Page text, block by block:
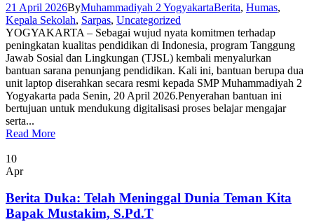
21 April 2026ByMuhammadiyah 2 YogyakartaBerita, Humas,
Kepala Sekolah, Sarpas, Uncategorized
YOGYAKARTA – Sebagai wujud nyata komitmen terhadap
peningkatan kualitas pendidikan di Indonesia, program Tanggung
Jawab Sosial dan Lingkungan (TJSL) kembali menyalurkan
bantuan sarana penunjang pendidikan. Kali ini, bantuan berupa dua
unit laptop diserahkan secara resmi kepada SMP Muhammadiyah 2
Yogyakarta pada Senin, 20 April 2026.Penyerahan bantuan ini
bertujuan untuk mendukung digitalisasi proses belajar mengajar
serta...
Read More
10
Apr
Berita Duka: Telah Meninggal Dunia Teman Kita
Bapak Mustakim, S.Pd.T